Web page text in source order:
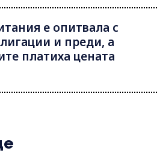
е опитвала с
и преди, а
платиха цената